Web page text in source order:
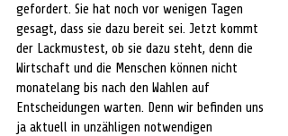
gefordert. Sie hat noch vor wenigen Tagen
gesagt, dass sie dazu bereit sei. Jetzt kommt
der Lackmustest, ob sie dazu steht, denn die
Wirtschaft und die Menschen können nicht
monatelang bis nach den Wahlen auf
Entscheidungen warten. Denn wir befinden uns
ja aktuell in unzähligen notwendigen